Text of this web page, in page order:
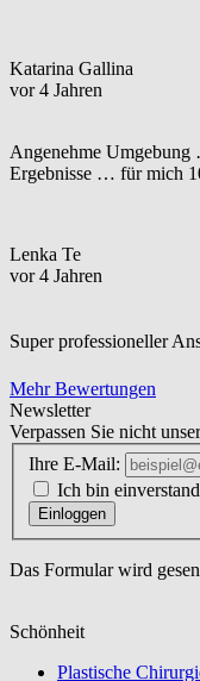
Katarina Gallina
vor 4 Jahren
Angenehme
Ergebnisse … für mich
Lenka Te
vor 4 Jahren
Super professioneller
Mehr Bewertungen
Newsletter
Verpassen Sie nicht
Ihre E-Mail:
Ich bin
Einloggen
Das Formular wird
Schönheit
Plastische